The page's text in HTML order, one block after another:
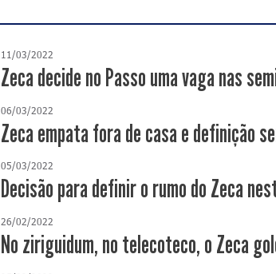
11/03/2022
Zeca decide no Passo uma vaga nas
06/03/2022
Zeca empata fora de casa e definição
05/03/2022
Decisão para definir o rumo do Zeca
26/02/2022
No ziriguidum, no telecoteco, o Zeca